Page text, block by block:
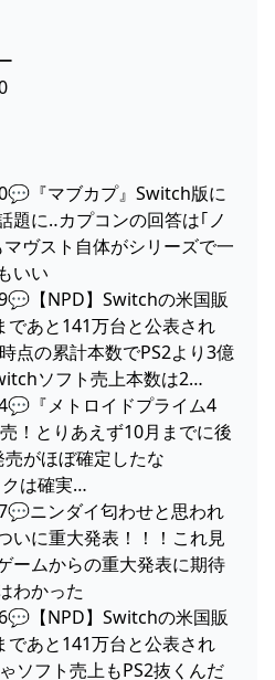
『マブカプ』Switch版に
題に‥カプコンの回答は｢ノ
ヴスト自体がシリーズで一
いい
【NPD】Switchの米国販
であと141万台と公表され
点の累計本数でPS2より3億
ソフト売上本数は2…
『メトロイドプライム4
！とりあえず10月までに後
がほぼ確定したな
は確実…
ニンダイ匂わせと思われ
いに重大発表！！！これ見
ームからの重大発表に期待
わかった
【NPD】Switchの米国販
であと141万台と公表され
ソフト売上もPS2抜くんだ